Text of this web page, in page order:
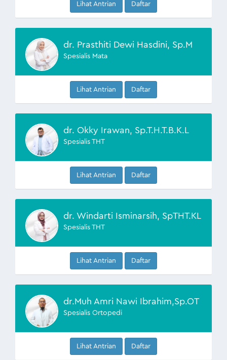
Lihat Antrian Daftar
dr. Prasthiti Dewi Hasdini, Sp.M
Spesialis Mata
Lihat Antrian Daftar
dr. Okky Irawan, Sp.T.H.T.B.K.L
Spesialis THT
Lihat Antrian Daftar
dr. Windarti Isminarsih, SpTHT.KL
Spesialis THT
Lihat Antrian Daftar
dr.Muh Amri Nawi Ibrahim,Sp.OT
Spesialis Ortopedi
Lihat Antrian Daftar